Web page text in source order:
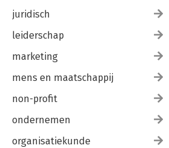
juridisch
leiderschap
marketing
mens en maatschappij
non-profit
ondernemen
organisatiekunde